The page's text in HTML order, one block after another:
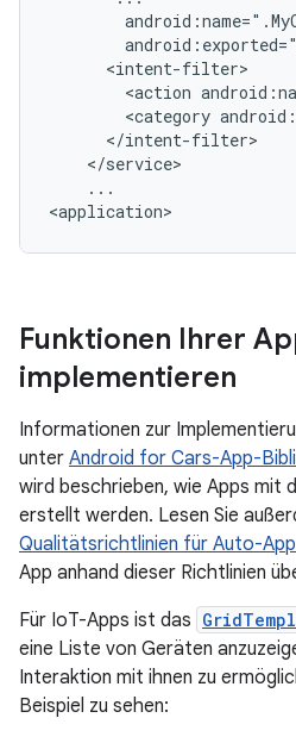
<action
<category
...
Funktionen Ihrer
implementieren
Informationen zur
unter Android for Cars-App-
wird beschrieben, wie Apps mit
erstellt werden. Lesen Sie
Qualitätsrichtlinien für Auto-
App anhand dieser Richtlinien
Für IoT-Apps ist das
eine Liste von Geräten
Interaktion mit ihnen zu
Beispiel zu sehen: